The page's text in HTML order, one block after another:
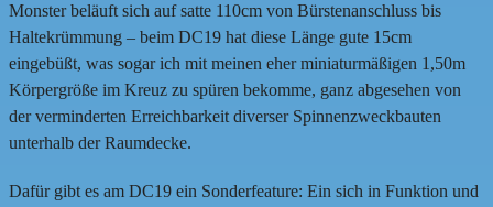
Monster beläuft sich auf satte 110cm von Bürstenanschluss bis
Haltekrümmung – beim DC19 hat diese Länge gute 15cm
eingebüßt, was sogar ich mit meinen eher miniaturmäßigen 1,50m
Körpergröße im Kreuz zu spüren bekomme, ganz abgesehen von
der verminderten Erreichbarkeit diverser Spinnenzweckbauten
unterhalb der Raumdecke.
Dafür gibt es am DC19 ein Sonderfeature: Ein sich in Funktion und